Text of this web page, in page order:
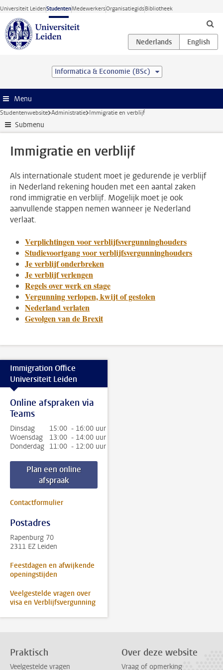
Ga direct naar de inhoud
Universiteit LeidenStudentenMedewerkersOrganisatiegidsBibliotheek
Informatica & Economie (BSc)
Menu
Studentenwebsite Administratie Immigratie en verblijf
Submenu
Immigratie en verblijf
Als internationale student moet je gedurende je verblijf
in Nederland rekening houden met een aantal zaken
rond immigratie en verblijf. Mogelijk moet je ook
aanvullende stappen nemen wanneer je Nederland
verlaat.
Verplichtingen voor verblijfsvergunninghouders
Studievoortgang voor verblijfsvergunninghouders
Je verblijf onderbreken
Je verblijf verlengen
Regels over werk en stage
Vergunning verlopen, kwijt of gestolen
Nederland verlaten
Gevolgen van de Brexit
Immigration Office
Universiteit Leiden
Online afspraken via
Teams
Dinsdag
15:00 - 16:00 uur
Woensdag
13:00 - 14:00 uur
Donderdag 11:00 - 12:00 uur
Plan een online
afspraak
Contactformulier
Postadres
Rapenburg 70
2311 EZ Leiden
Feestdagen en afwijkende
openingstijden
Veelgestelde vragen over
visa en Verblijfsvergunning
Praktisch
Veelgestelde vragen
Over deze website
Vraag of opmerking